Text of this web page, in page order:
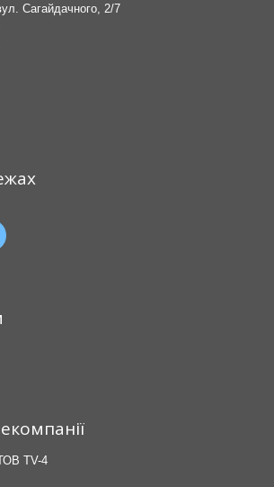
Сагайдачного, 2/7
TV-4